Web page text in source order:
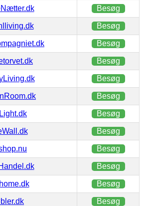
Besøg
Besøg
Besøg
Besøg
Besøg
Besøg
Besøg
Besøg
Besøg
Besøg
Besøg
Besøg